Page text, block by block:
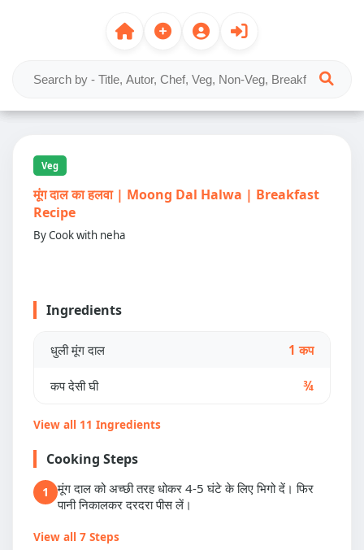
Veg
मूंग दाल का हलवा | Moong Dal Halwa | Breakfast
Recipe
By Cook with neha
Ingredients
धुली मूंग दाल 1 कप
कप देसी घी ¾
View all 11 Ingredients
Cooking Steps
1
मूंग दाल को अच्छी तरह धोकर 4-5 घंटे के लिए भिगो दें। फिर
पानी निकालकर दरदरा पीस लें।
View all 7 Steps